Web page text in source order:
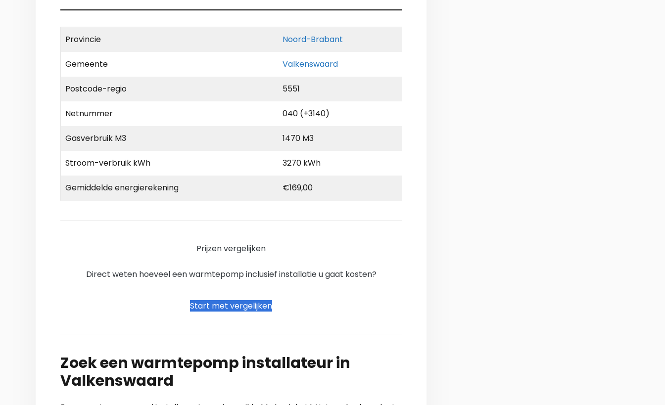
Provincie Noord-Brabant
Gemeente Valkenswaard
Postcode-regio 5551
Netnummer 040 (+3140)
Gasverbruik M3 1470 M3
Stroom-verbruik kWh 3270 kWh
Gemiddelde energierekening €169,00
Prijzen vergelijken
Direct weten hoeveel een warmtepomp inclusief installatie u gaat kosten?
Start met vergelijken
Zoek een warmtepomp installateur in
Valkenswaard